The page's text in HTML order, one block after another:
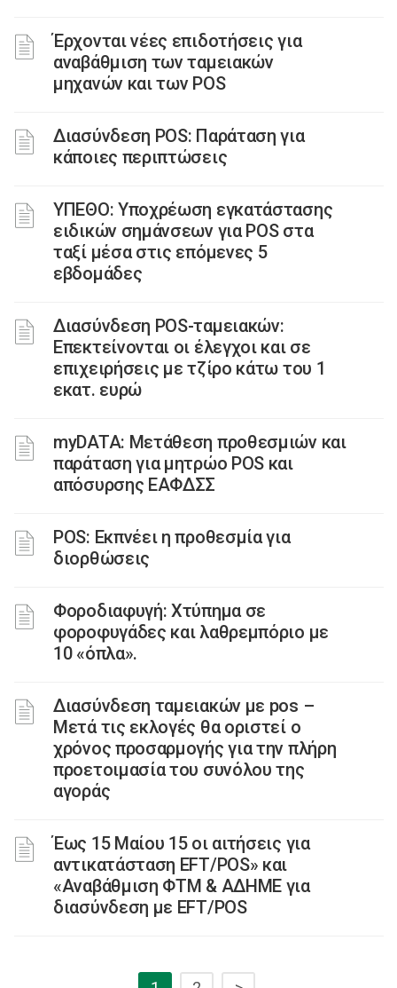
Έρχονται νέες επιδοτήσεις για
αναβάθμιση των ταμειακών
μηχανών και των POS
Διασύνδεση POS: Παράταση για
κάποιες περιπτώσεις
ΥΠΕΘΟ: Υποχρέωση εγκατάστασης
ειδικών σημάνσεων για POS στα
ταξί μέσα στις επόμενες 5
εβδομάδες
Διασύνδεση POS-ταμειακών:
Επεκτείνονται οι έλεγχοι και σε
επιχειρήσεις με τζίρο κάτω του 1
εκατ. ευρώ
myDATA: Μετάθεση προθεσμιών και
παράταση για μητρώο POS και
απόσυρσης ΕΑΦΔΣΣ
POS: Εκπνέει η προθεσμία για
διορθώσεις
Φοροδιαφυγή: Χτύπημα σε
φοροφυγάδες και λαθρεμπόριο με
10 «όπλα».
Διασύνδεση ταμειακών με pos –
Μετά τις εκλογές θα οριστεί ο
χρόνος προσαρμογής για την πλήρη
προετοιμασία του συνόλου της
αγοράς
Έως 15 Μαίου 15 οι αιτήσεις για
αντικατάσταση EFT/POS» και
«Αναβάθμιση ΦΤΜ & ΑΔΗΜΕ για
διασύνδεση με EFT/POS